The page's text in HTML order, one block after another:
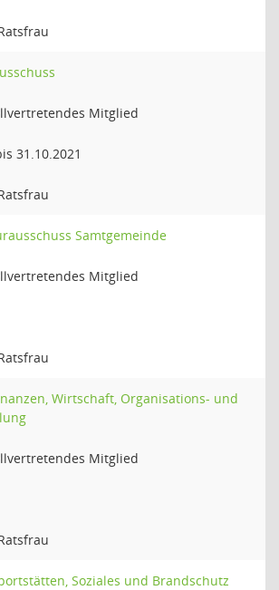
Mitglied
31.10.2021
Samtgemeinde
Mitglied
Wirtschaft, Organisations- und
Mitglied
Soziales und Brandschutz